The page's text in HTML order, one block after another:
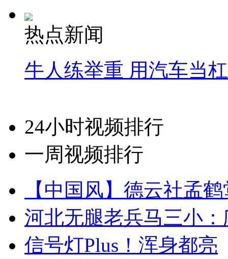
热点新闻
牛人练举重 用汽车当
24小时视频排行
一周视频排行
【中国风】德云社孟
河北无腿老兵马三小
信号灯Plus！浑身都亮